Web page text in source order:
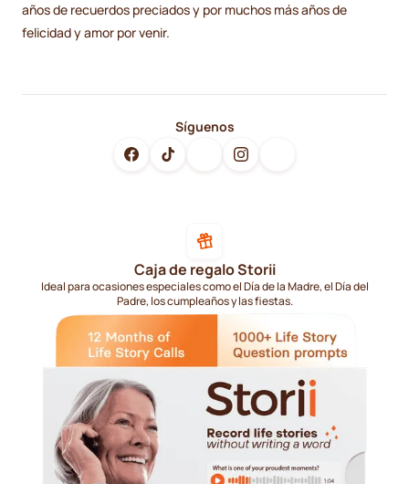
años de recuerdos preciados y por muchos más años de
felicidad y amor por venir.
Síguenos
Caja de regalo Storii
Ideal para ocasiones especiales como el Día de la Madre, el Día del
Padre, los cumpleaños y las fiestas.